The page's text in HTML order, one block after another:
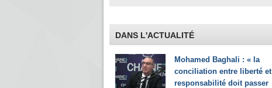
DANS L'ACTUALITÉ
Mohamed Baghali : « la
conciliation entre liberté et
responsabilité doit passer